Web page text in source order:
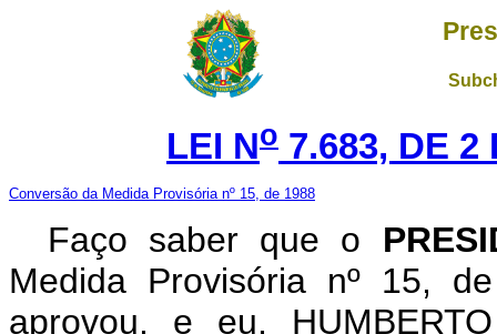
LEI No 7.683, DE 2
Conversão da Medida Provisória nº 15, de 1988
Faço saber que o
Medida Provisória nº 15,
aprovou, e eu,